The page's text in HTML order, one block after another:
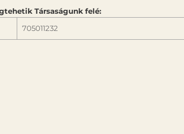
Társaságunk felé:
705011232